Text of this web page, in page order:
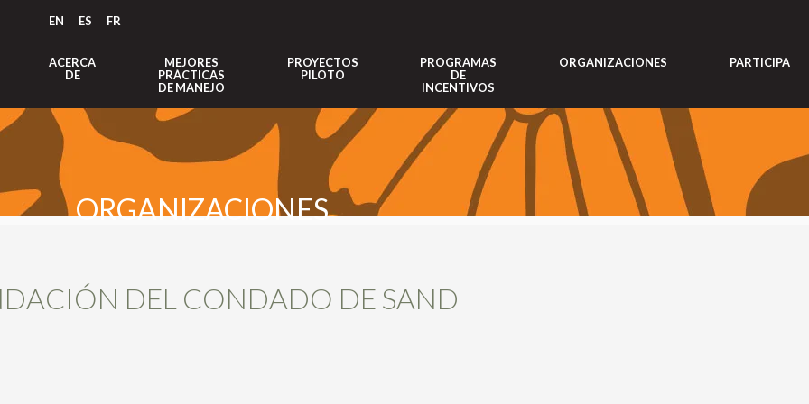
EN ES FR
ACERCA
DE
MEJORES
PRÁCTICAS
DE MANEJO
PROYECTOS
PILOTO
PROGRAMAS
DE
INCENTIVOS
ORGANIZACIONES PARTICIPA
ORGANIZACIONES
DEL CONDADO DE SAND